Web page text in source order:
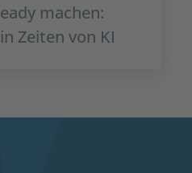
machen:
Zeiten von KI